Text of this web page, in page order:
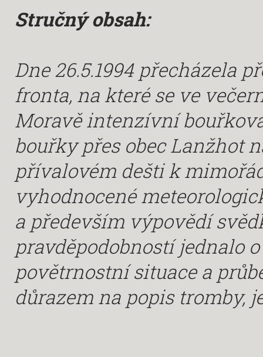
Stručný obsah:
Dne 26.5.1994 přecházela
fronta, na které se ve
Moravě intenzívní
bouřky přes obec Lanžhot
přívalovém dešti k
vyhodnocené
a především výpovědí
pravděpodobností jednalo
povětrnostní situace a
důrazem na popis tromby,